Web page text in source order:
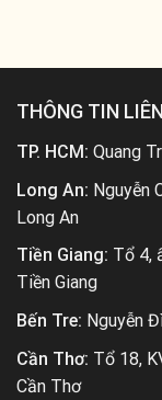
THÔNG TIN
TP. HCM: Quang
Long An: Nguyễn
Long An
Tiền Giang: Tổ 4,
Tiền Giang
Bến Tre: Nguyễn
Cần Thơ: Tổ 18,
Cần Thơ